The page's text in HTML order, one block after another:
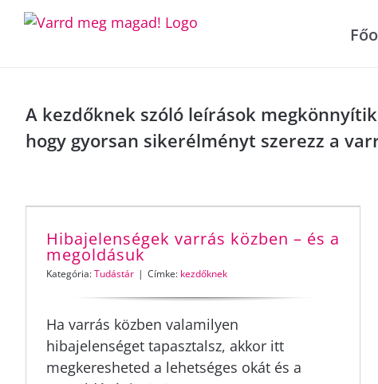
Skip
A kezdőknek szóló leírások
hogy gyorsan sikerélményt szerezz a
Hibajelenségek varrás közben – és a
megoldásuk
Kategória:Tudástár | Címke: kezdőknek
Ha varrás közben valamilyen
hibajelenséget tapasztalsz, akkor itt
megkeresheted a lehetséges okát és a